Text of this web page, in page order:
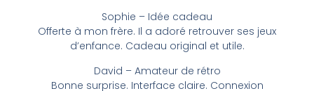
Sophie – Idée cadeau
Offerte à mon frère. Il a adoré retrouver ses jeux
d’enfance. Cadeau original et utile.
David – Amateur de rétro
Bonne surprise. Interface claire. Connexion